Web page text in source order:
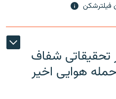
فیلترشکن
تحقیقاتی شفاف
حمله هوایی اخیر